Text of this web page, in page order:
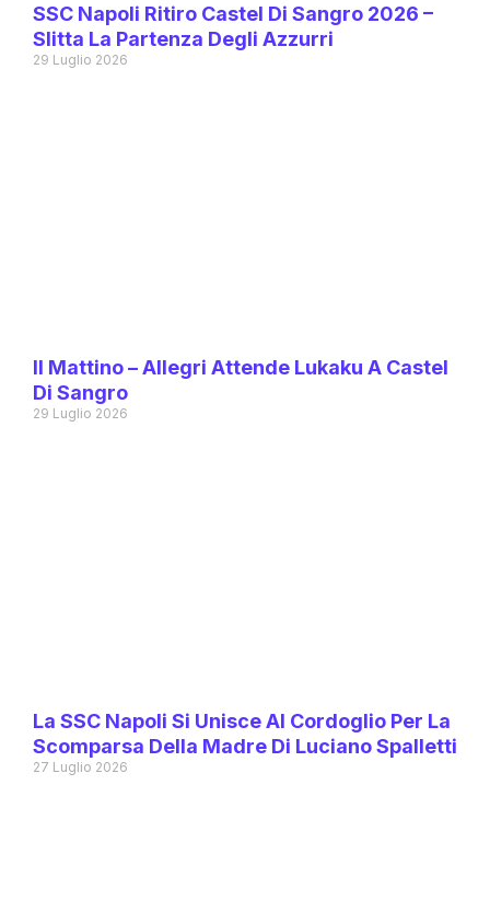
SSC Napoli Ritiro Castel Di Sangro 2026 –
Slitta La Partenza Degli Azzurri
29 Luglio 2026
Il Mattino – Allegri Attende Lukaku A Castel
Di Sangro
29 Luglio 2026
La SSC Napoli Si Unisce Al Cordoglio Per La
Scomparsa Della Madre Di Luciano Spalletti
27 Luglio 2026